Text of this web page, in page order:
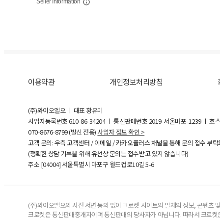
Seller Information
이용약관 개인정보처리방침
(주)와이오엘오 ㅣ 대표 황유미
사업자등록번호610-86-34204ㅣ 통신판매번호 2019-서울마포-1239 ㅣ 호
070-8676-8799 (발신 전용) 사업자 정보 확인 >
고객 문의: 우측 고객센터 / 이메일 / 카카오플러스 채널을 통해 문의 접수 부
(정확한 상담 기록을 위해 유선상 문의는 접수받고 있지 않습니다)
주소 [04004] 서울특별시 마포구 월드컵로10길5-6
(주)와이오엘오의 사전 서면 동의 없이 크로켓 사이트의 일체의 정보, 콘텐츠
크로켓은 통신판매중개자이며 통신판매의 당사자가 아닙니다. 따라서 크로